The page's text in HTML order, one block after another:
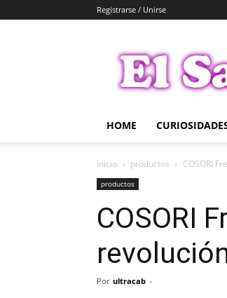
Registrarse / Unirse
HOME
Inicio productos COSORI
productos
COSORI
Por ultracab -